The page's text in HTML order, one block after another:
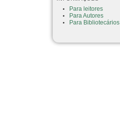
Para leitores
Para Autores
Para Bibliotecários